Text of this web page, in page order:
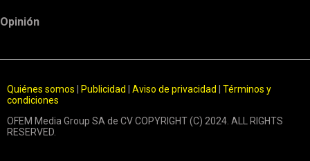
Opinión
Quiénes somos Publicidad Aviso de privacidad
Términos y
condiciones
OFEM Media Group SA de CV COPYRIGHT (C) 2024. ALL RIGHTS
RESERVED.